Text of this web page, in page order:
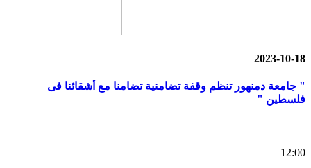
2023-10-18
" جامعة دمنهور تنظم وقفة تضامنية تضامنا مع أشقائنا فى
فلسطين "
12:00